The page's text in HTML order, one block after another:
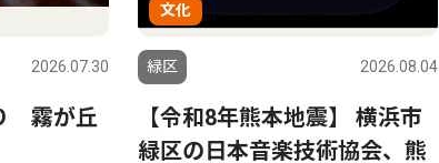
2026.07.30
霧が丘
文化
緑区 2026.08.04
【令和8年熊本地震】 横浜市
緑区の日本音楽技術協会、熊